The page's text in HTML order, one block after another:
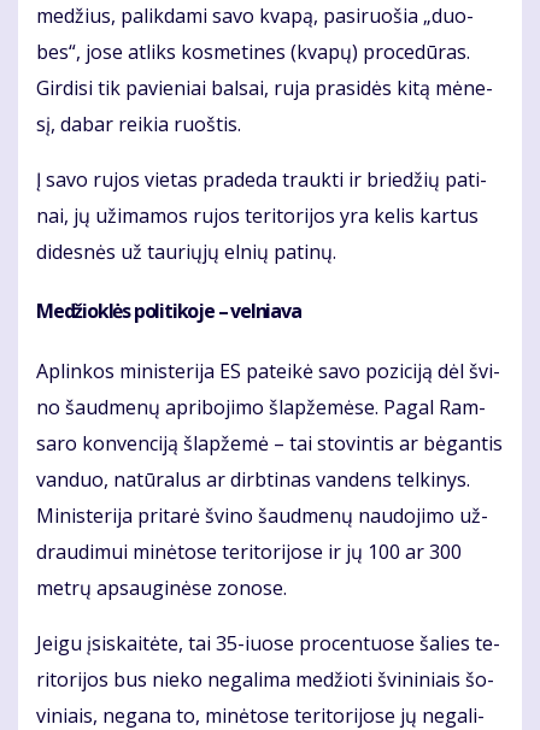
me­džius, pa­lik­da­mi sa­vo kva­pą, pa­si­ruo­šia „duo­
bes“, jo­se at­liks kos­me­ti­nes (kva­pų) pro­ce­dū­ras.
Gir­di­si tik pa­vie­niai bal­sai, ru­ja pra­si­dės ki­tą mė­ne­
sį, da­bar rei­kia ruoš­tis.
Į sa­vo ru­jos vie­tas pra­de­da trauk­ti ir brie­džių pa­ti­
nai, jų už­ima­mos ru­jos te­ri­to­ri­jos yra ke­lis kar­tus
di­des­nės už tau­rių­jų el­nių pa­ti­nų.
Me­džiok­lės po­li­ti­ko­je – vel­nia­va
Ap­lin­kos mi­nis­te­ri­ja ES pa­tei­kė sa­vo po­zi­ci­ją dėl švi­
no šaud­me­nų ap­ri­bo­ji­mo šlap­že­mė­se. Pa­gal Ram­
sa­ro kon­ven­ci­ją šlap­že­mė – tai sto­vin­tis ar bė­gan­tis
van­duo, na­tū­ra­lus ar dirb­ti­nas van­dens tel­ki­nys.
Mi­nis­te­ri­ja pri­ta­rė švi­no šaud­me­nų nau­do­ji­mo už­
drau­di­mui mi­nė­to­se te­ri­to­ri­jo­se ir jų 100 ar 300
met­rų ap­sau­gi­nė­se zo­no­se.
Jei­gu įsi­skai­tė­te, tai 35-iuo­se pro­cen­tuo­se ša­lies te­
ri­to­ri­jos bus nie­ko ne­ga­li­ma me­džio­ti švi­ni­niais šo­
vi­niais, ne­ga­na to, mi­nė­to­se te­ri­to­ri­jo­se jų ne­ga­li­